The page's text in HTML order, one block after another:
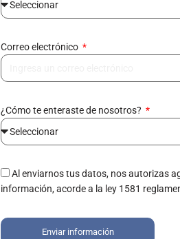
Correo electrónico
¿Cómo te enteraste de nosotros?
Al enviarnos tus datos, nos autorizas
información, acorde a la ley 1581
Enviar información